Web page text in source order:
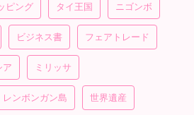
ピング タイ王国 ニゴンボ
ビジネス書 フェアトレード
ア ミリッサ
レンボンガン島 世界遺産